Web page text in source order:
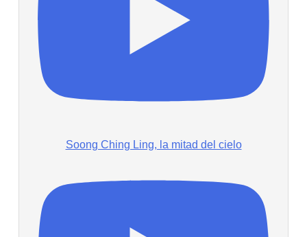
Soong Ching Ling, la mitad del cielo